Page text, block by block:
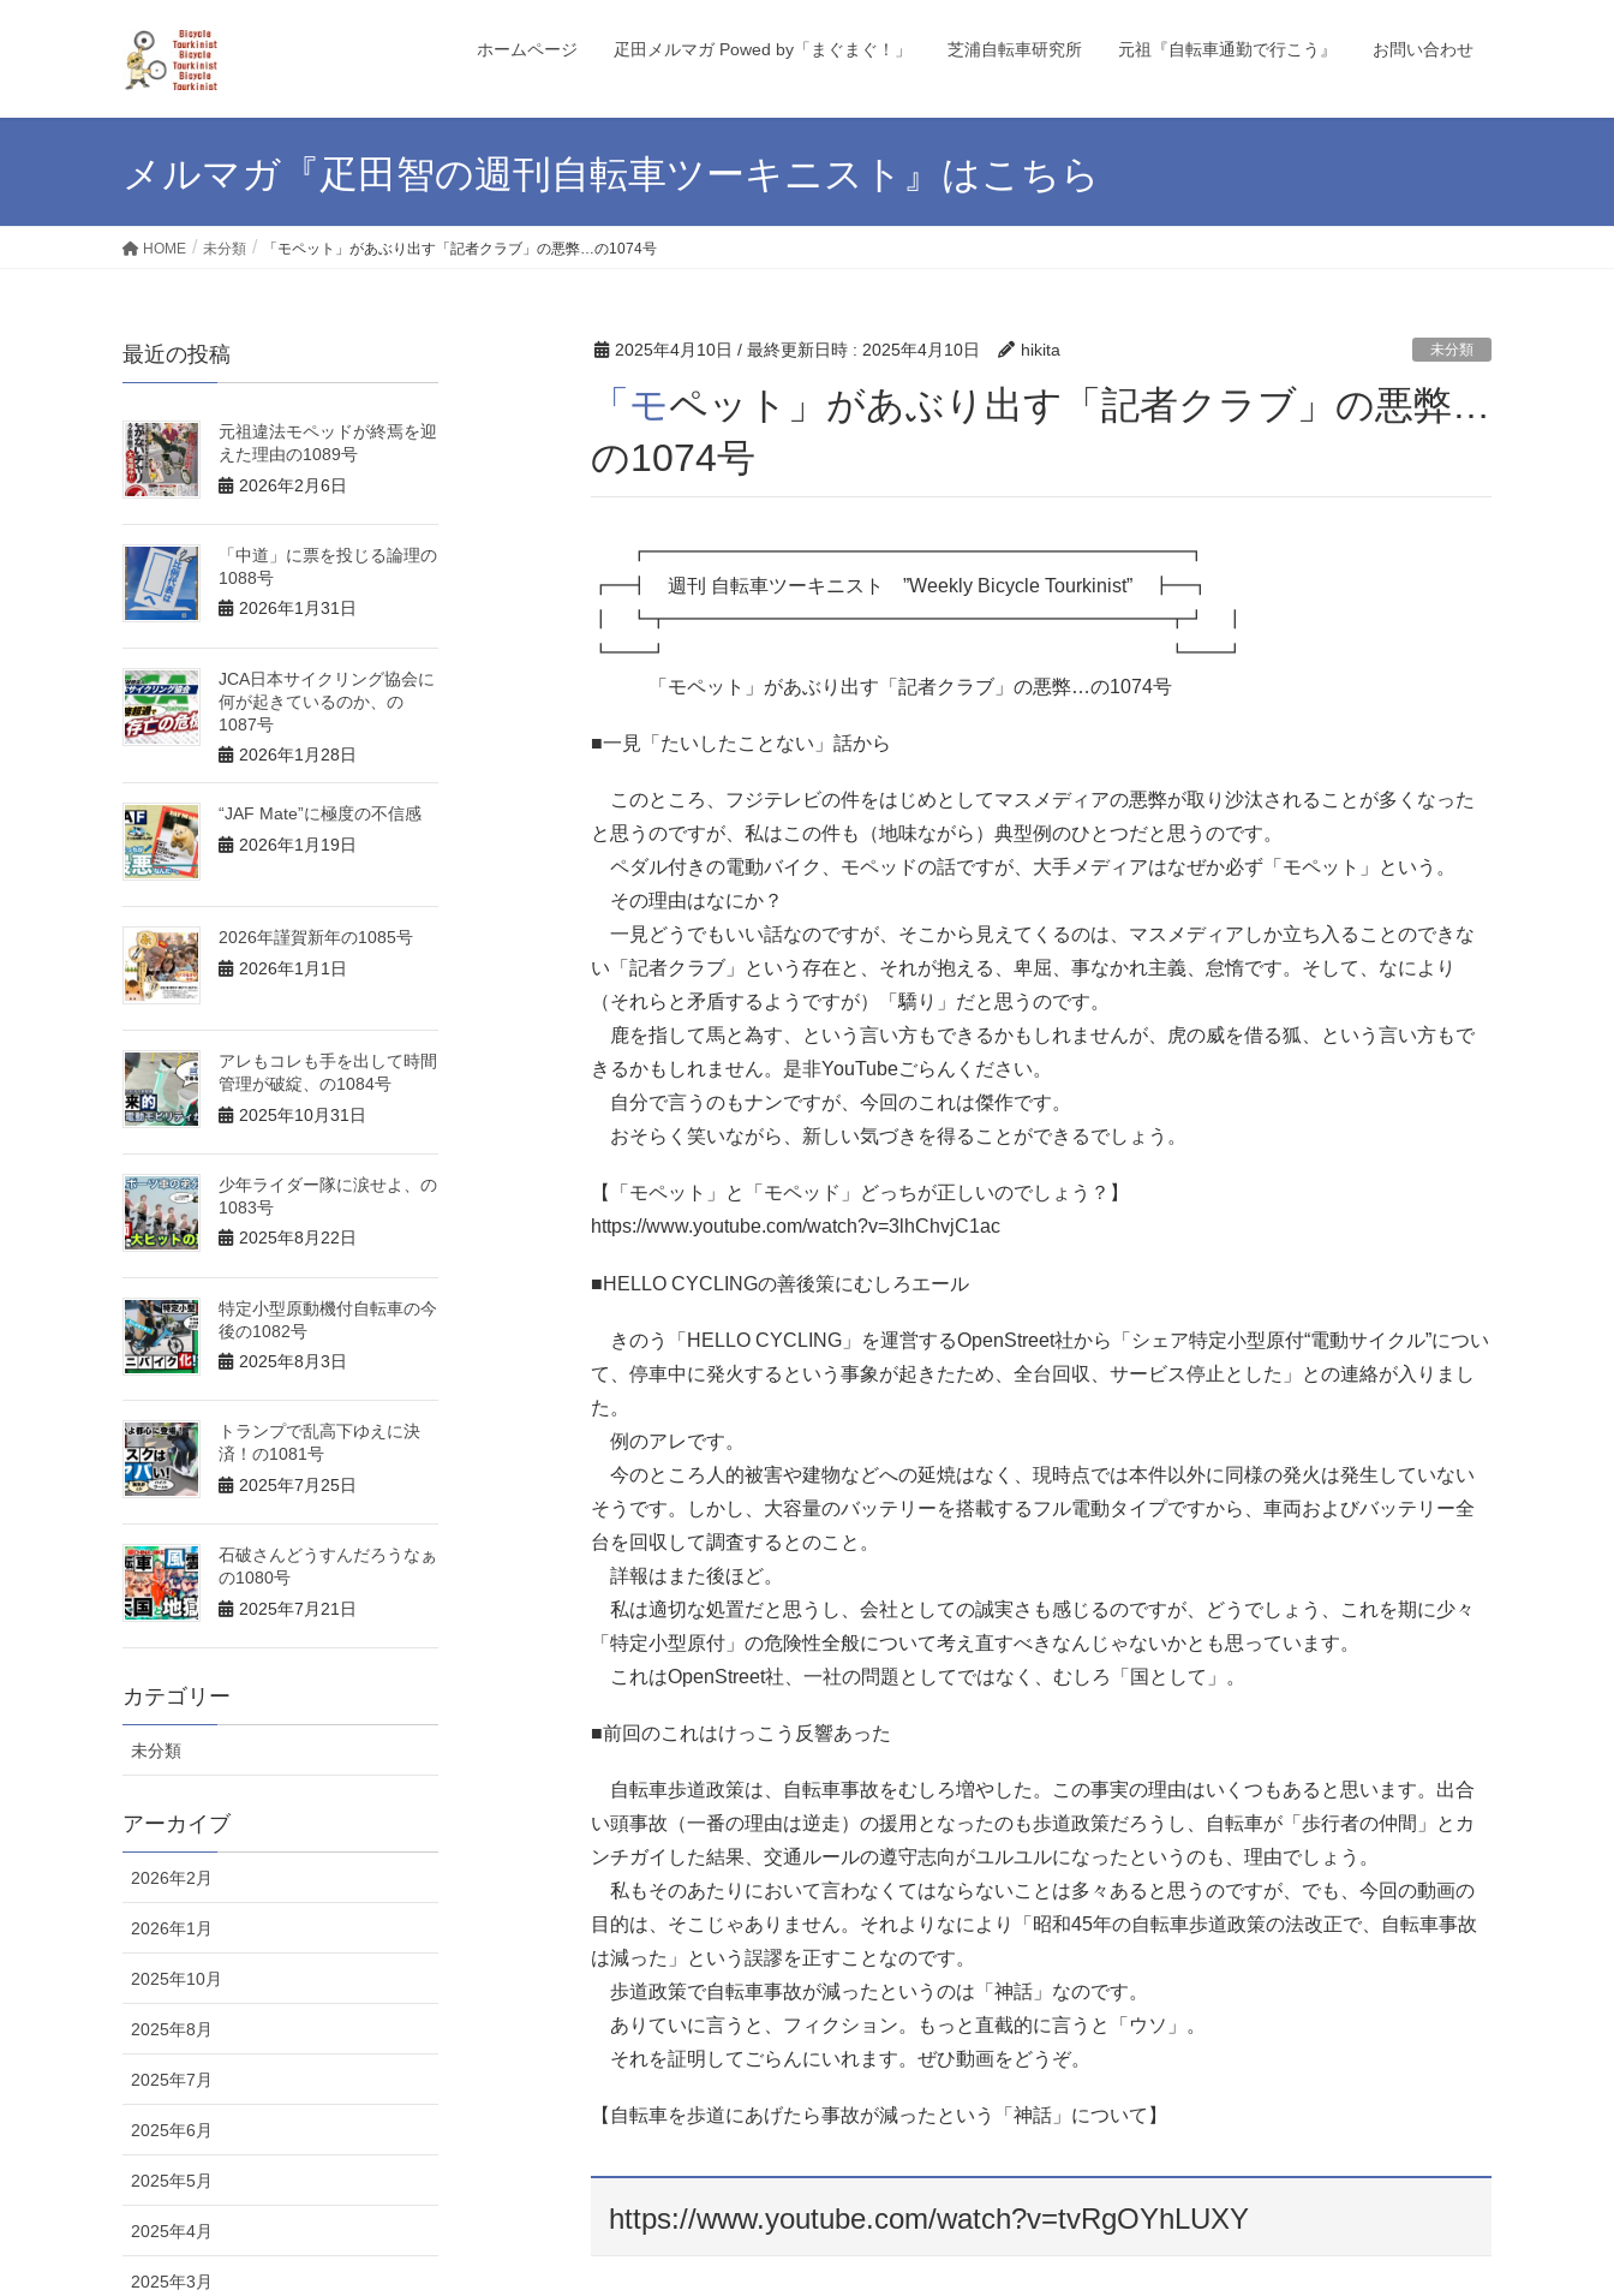
ホームページ 疋田メルマガ Powed by「まぐまぐ！」 芝浦自転車研究所 元祖『自転車通勤で行こう』 お問い合わせ
メルマガ『疋田智の週刊自転車ツーキニスト』はこちら
HOME 未分類 「モペット」があぶり出す「記者クラブ」の悪弊…の1074号
2025年4月10日 / 最終更新日時 : 2025年4月10日 hikita 未分類
「モペット」があぶり出す「記者クラブ」の悪弊…
の1074号
┏━━━━━━━━━━━━━━━━━━━━━━━━━━━━┓
┏━┫ 週刊 自転車ツーキニスト ”Weekly Bicycle Tourkinist” ┣━┓
┃ ┗┳━━━━━━━━━━━━━━━━━━━━━━━━━━┳┛ ┃
┗━━┛ ┗━━┛
「モペット」があぶり出す「記者クラブ」の悪弊…の1074号
■一見「たいしたことない」話から
このところ、フジテレビの件をはじめとしてマスメディアの悪弊が取り沙汰されることが多くなった
と思うのですが、私はこの件も（地味ながら）典型例のひとつだと思うのです。
ペダル付きの電動バイク、モペッドの話ですが、大手メディアはなぜか必ず「モペット」という。
その理由はなにか？
一見どうでもいい話なのですが、そこから見えてくるのは、マスメディアしか立ち入ることのできな
い「記者クラブ」という存在と、それが抱える、卑屈、事なかれ主義、怠惰です。そして、なにより
（それらと矛盾するようですが）「驕り」だと思うのです。
鹿を指して馬と為す、という言い方もできるかもしれませんが、虎の威を借る狐、という言い方もで
きるかもしれません。是非YouTubeごらんください。
自分で言うのもナンですが、今回のこれは傑作です。
おそらく笑いながら、新しい気づきを得ることができるでしょう。
【「モペット」と「モペッド」どっちが正しいのでしょう？】
https://www.youtube.com/watch?v=3lhChvjC1ac
■HELLO CYCLINGの善後策にむしろエール
きのう「HELLO CYCLING」を運営するOpenStreet社から「シェア特定小型原付“電動サイクル”につい
て、停車中に発火するという事象が起きたため、全台回収、サービス停止とした」との連絡が入りまし
た。
例のアレです。
今のところ人的被害や建物などへの延焼はなく、現時点では本件以外に同様の発火は発生していない
そうです。しかし、大容量のバッテリーを搭載するフル電動タイプですから、車両およびバッテリー全
台を回収して調査するとのこと。
詳報はまた後ほど。
私は適切な処置だと思うし、会社としての誠実さも感じるのですが、どうでしょう、これを期に少々
「特定小型原付」の危険性全般について考え直すべきなんじゃないかとも思っています。
これはOpenStreet社、一社の問題としてではなく、むしろ「国として」。
■前回のこれはけっこう反響あった
自転車歩道政策は、自転車事故をむしろ増やした。この事実の理由はいくつもあると思います。出合
い頭事故（一番の理由は逆走）の援用となったのも歩道政策だろうし、自転車が「歩行者の仲間」とカ
ンチガイした結果、交通ルールの遵守志向がユルユルになったというのも、理由でしょう。
私もそのあたりにおいて言わなくてはならないことは多々あると思うのですが、でも、今回の動画の
目的は、そこじゃありません。それよりなにより「昭和45年の自転車歩道政策の法改正で、自転車事故
は減った」という誤謬を正すことなのです。
歩道政策で自転車事故が減ったというのは「神話」なのです。
ありていに言うと、フィクション。もっと直截的に言うと「ウソ」。
それを証明してごらんにいれます。ぜひ動画をどうぞ。
【自転車を歩道にあげたら事故が減ったという「神話」について】
https://www.youtube.com/watch?v=tvRgOYhLUXY
最近の投稿
元祖違法モペッドが終焉を迎
えた理由の1089号
2026年2月6日
「中道」に票を投じる論理の
1088号
2026年1月31日
JCA日本サイクリング協会に
何が起きているのか、の
1087号
2026年1月28日
“JAF Mate”に極度の不信感
2026年1月19日
2026年謹賀新年の1085号
2026年1月1日
アレもコレも手を出して時間
管理が破綻、の1084号
2025年10月31日
少年ライダー隊に涙せよ、の
1083号
2025年8月22日
特定小型原動機付自転車の今
後の1082号
2025年8月3日
トランプで乱高下ゆえに決
済！の1081号
2025年7月25日
石破さんどうすんだろうなぁ
の1080号
2025年7月21日
カテゴリー
未分類
アーカイブ
2026年2月
2026年1月
2025年10月
2025年8月
2025年7月
2025年6月
2025年5月
2025年4月
2025年3月